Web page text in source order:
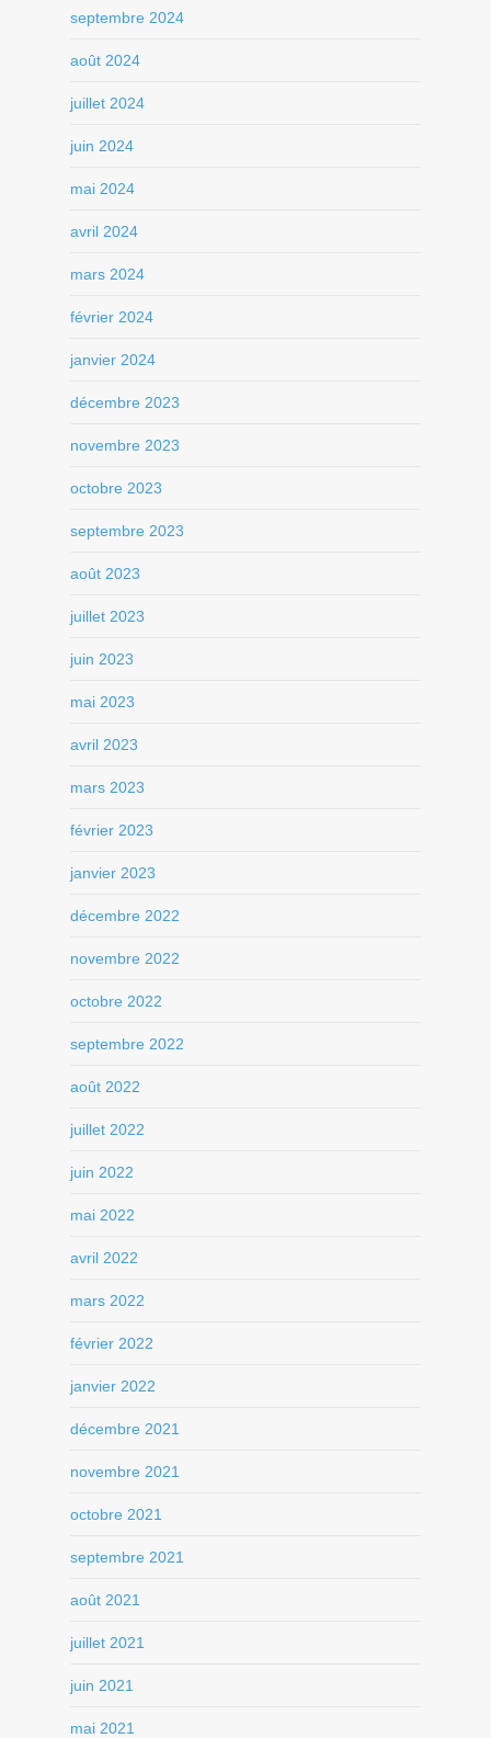
septembre 2024
août 2024
juillet 2024
juin 2024
mai 2024
avril 2024
mars 2024
février 2024
janvier 2024
décembre 2023
novembre 2023
octobre 2023
septembre 2023
août 2023
juillet 2023
juin 2023
mai 2023
avril 2023
mars 2023
février 2023
janvier 2023
décembre 2022
novembre 2022
octobre 2022
septembre 2022
août 2022
juillet 2022
juin 2022
mai 2022
avril 2022
mars 2022
février 2022
janvier 2022
décembre 2021
novembre 2021
octobre 2021
septembre 2021
août 2021
juillet 2021
juin 2021
mai 2021